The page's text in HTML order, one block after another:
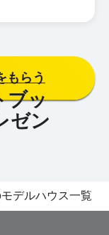
もらう
デルハウス一覧